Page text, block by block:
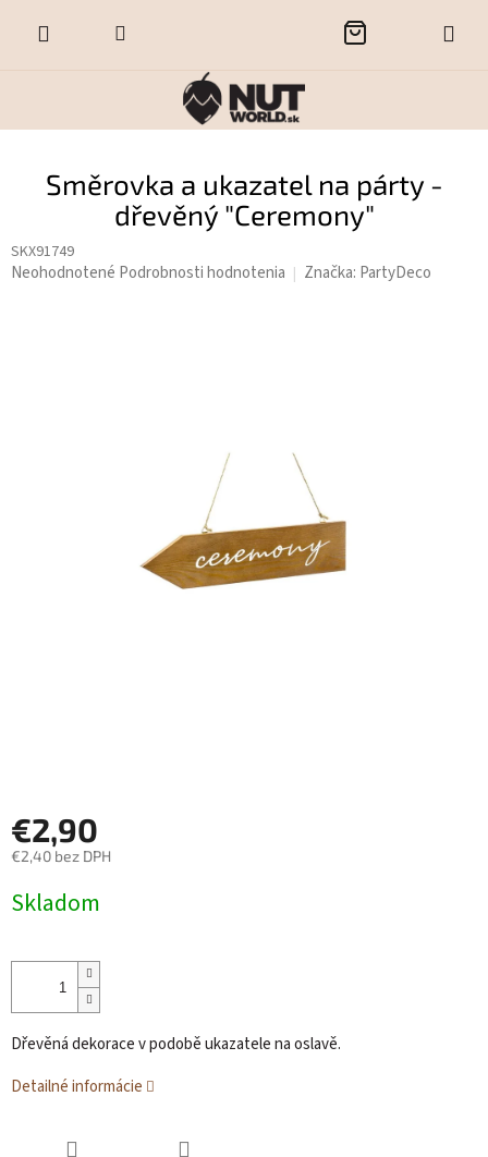
NÁKUPNÝ
Směrovka a ukazatel na párty -
dřevěný "Ceremony"
SKX91749
Priemerné
Neohodnotené Podrobnosti hodnotenia Značka: PartyDeco
€2,90
€2,40 bez DPH
cena:
Skladom
Dřevěná dekorace v podobě ukazatele na oslavě.
Detailné informácie